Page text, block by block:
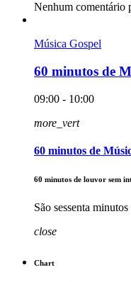
Nenhum comentário
Música Gospel
60 minutos de
09:00 - 10:00
more_vert
60 minutos de
60 minutos de louvor sem
São sessenta
close
Chart